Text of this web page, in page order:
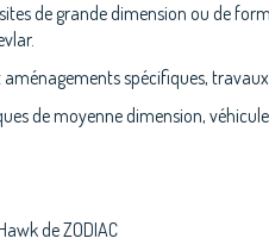
de grande dimension ou de
spécifiques,
de moyenne dimension,
de ZODIAC